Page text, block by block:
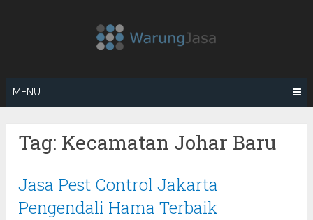
MENU
Tag: Kecamatan Johar Baru
Jasa Pest Control Jakarta
Pengendali Hama Terbaik
Posts
navigation